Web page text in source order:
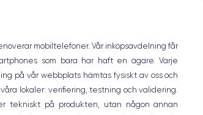
mobiltelefoner. Vår inköpsavdelning får
som bara har haft en ägare. Varje
på vår webbplats hämtas fysiskt av oss och
lokaler: verifiering, testning och validering.
tekniskt på produkten, utan någon annan